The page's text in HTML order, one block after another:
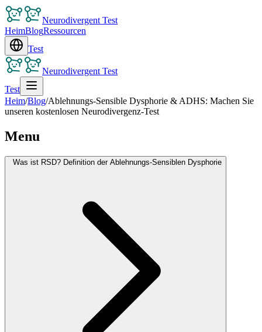
Neurodivergent Test
HeimBlogRessourcen
Test
Neurodivergent Test
Test
Heim/Blog/Ablehnungs-Sensible Dysphorie & ADHS: Machen Sie
unseren kostenlosen Neurodivergenz-Test
Menu
Was ist RSD? Definition der Ablehnungs-Sensiblen Dysphorie